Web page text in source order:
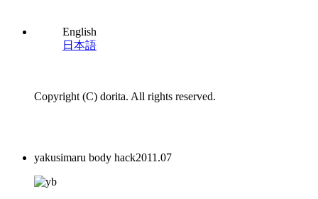
English
日本語
Copyright (C) dorita. All rights reserved.
yakusimaru body hack2011.07